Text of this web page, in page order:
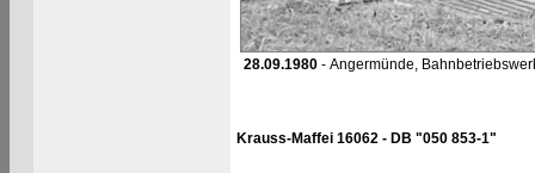
28.09.1980- Angermünde,
Krauss-Maffei 16062 - DB "050 853-1"